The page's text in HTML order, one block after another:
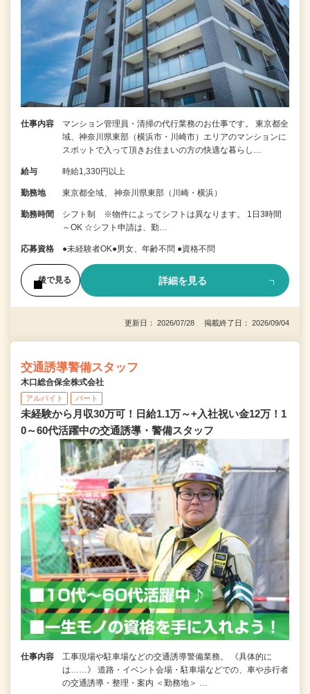
仕事内容
マンション管理員・清掃の代行業務のお仕事です。 東京都全
域、神奈川県東部（横浜市・川崎市）エリアのマンションに
スポットで入って頂きお住まいの方の快適な暮らし…
給与 時給1,330円以上
勤務地 東京都全域、 神奈川県東部（川崎・横浜）
勤務時間
シフト制 ※物件によってシフトは異なります。 1日3時間
～OK ☆シフト申請は、勤…
応募資格 ●未経験者OK●男女、年齢不問 ●資格不問
後で見る 詳細を見る
更新日： 2026/07/28 掲載終了日： 2026/09/04
交通誘導警備スタッフ
木口総合保全株式会社
アルバイト パート
未経験から月収30万可！日給1.1万～+入社祝い金12万！1
0～60代活躍中の交通誘導・警備スタッフ
仕事内容
工事現場や駐車場などの交通誘導警備業務。 《具体的に
は……》 道路・イベント会場・駐車場などでの、車や歩行者
の交通誘導・整理・案内 ＜勤務地＞ …